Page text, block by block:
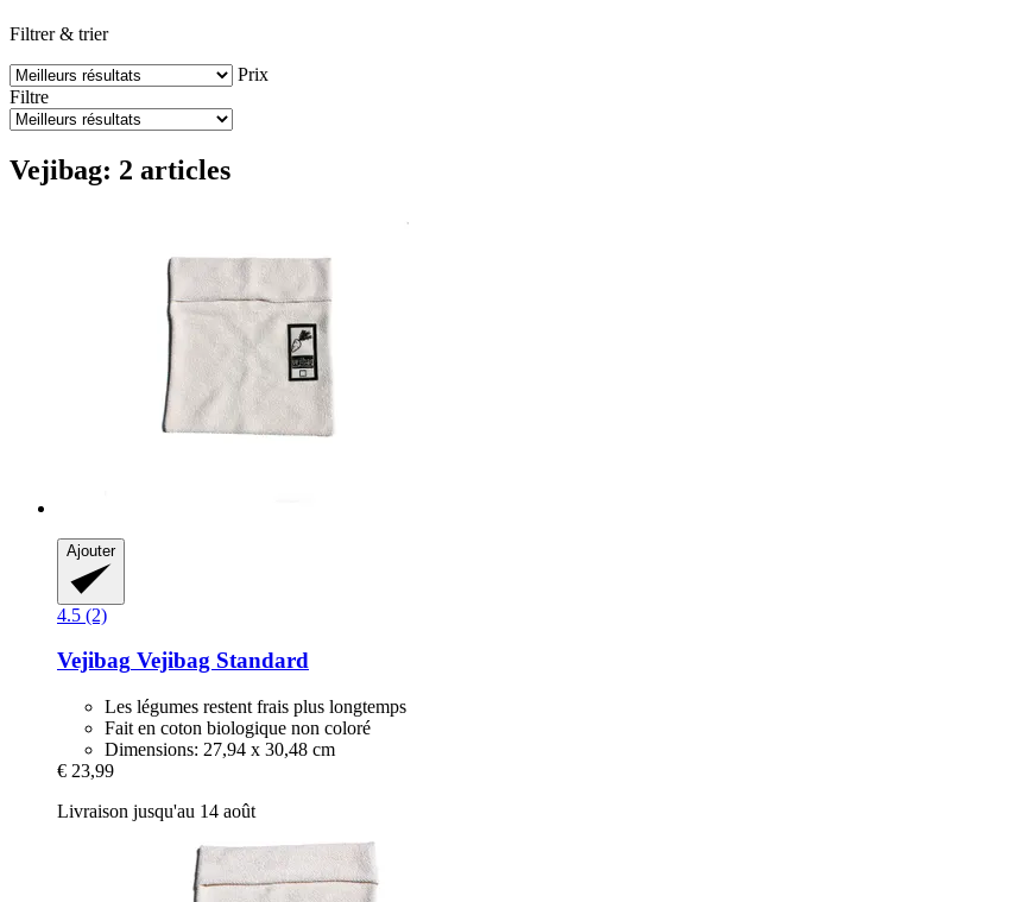
Filtrer & trier
Prix
Filtre
Vejibag: 2 articles
Ajouter
4.5 (2)
Vejibag Vejibag Standard
Les légumes restent frais plus longtemps
Fait en coton biologique non coloré
Dimensions: 27,94 x 30,48 cm
€ 23,99
Livraison jusqu'au 14 août